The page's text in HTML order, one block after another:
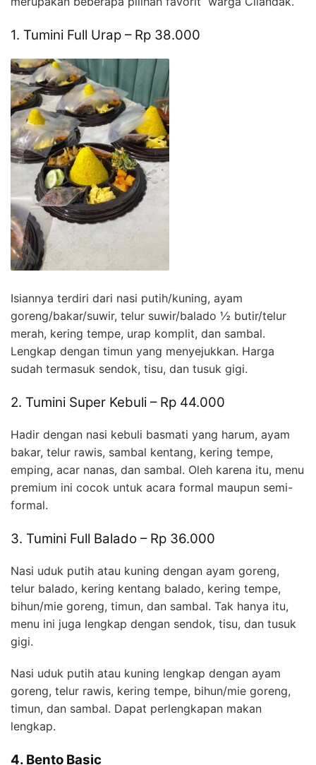
1. Tumini Full Urap – Rp 38.000
Isiannya terdiri dari nasi putih/kuning, ayam
goreng/bakar/suwir, telur suwir/balado ½ butir/telur
merah, kering tempe, urap komplit, dan sambal.
Lengkap dengan timun yang menyejukkan. Harga
sudah termasuk sendok, tisu, dan tusuk gigi.
2. Tumini Super Kebuli – Rp 44.000
Hadir dengan nasi kebuli basmati yang harum, ayam
bakar, telur rawis, sambal kentang, kering tempe,
emping, acar nanas, dan sambal. Oleh karena itu, menu
premium ini cocok untuk acara formal maupun semi-
formal.
3. Tumini Full Balado – Rp 36.000
Nasi uduk putih atau kuning dengan ayam goreng,
telur balado, kering kentang balado, kering tempe,
bihun/mie goreng, timun, dan sambal. Tak hanya itu,
menu ini juga lengkap dengan sendok, tisu, dan tusuk
gigi.
Nasi uduk putih atau kuning lengkap dengan ayam
goreng, telur rawis, kering tempe, bihun/mie goreng,
timun, dan sambal. Dapat perlengkapan makan
lengkap.
4. Bento Basic